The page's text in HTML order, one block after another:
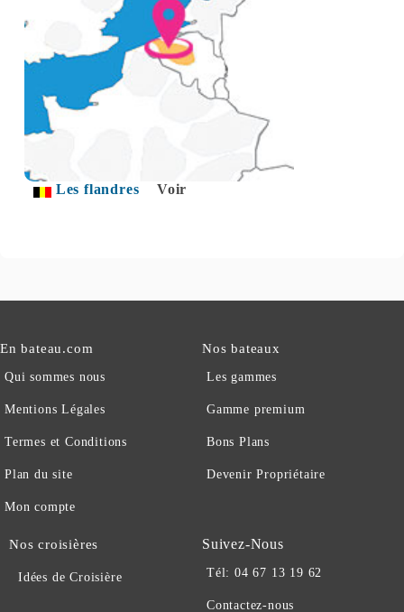
Les flandres Voir
En bateau.com
Qui sommes nous
Mentions Légales
Termes et Conditions
Plan du site
Mon compte
Nos bateaux
Les gammes
Gamme premium
Bons Plans
Devenir Propriétaire
Nos croisières
Idées de Croisière
Suivez-Nous
Tél: 04 67 13 19 62
Contactez-nous